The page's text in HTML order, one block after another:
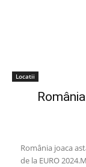
Locatii
România joaca
de la EURO